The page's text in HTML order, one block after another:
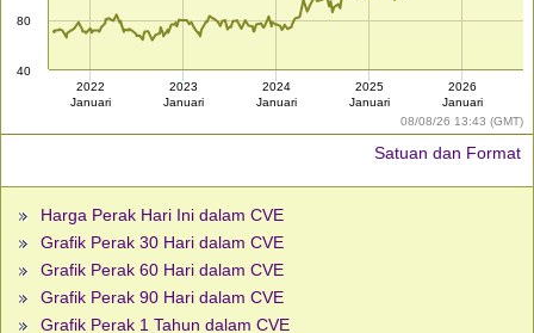
08/08/26 13:43 (GMT)
40
80
2022
Januari
2023
Januari
2024
Januari
2025
Januari
2026
Januari
Satuan dan Format
Harga Perak Hari Ini dalam CVE
Grafik Perak 30 Hari dalam CVE
Grafik Perak 60 Hari dalam CVE
Grafik Perak 90 Hari dalam CVE
Grafik Perak 1 Tahun dalam CVE